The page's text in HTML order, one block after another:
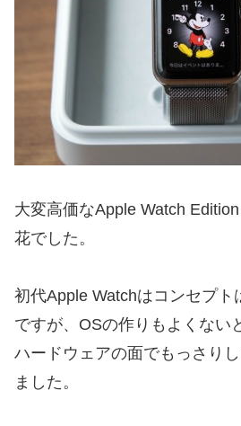
大変高価なApple Watch
花でした。
初代Apple Watchはコンセプト
ですが、OSの作りもよくない
ハードウェアの面でもっさり
ました。